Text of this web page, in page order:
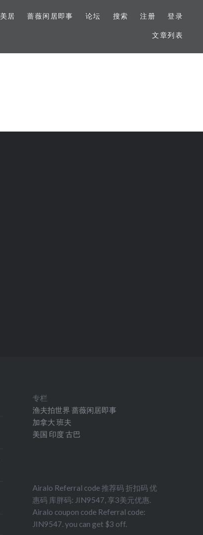
美居 蔷薇闲居即事 论坛 搜索 注册 登录
文章列表
专栏
渔夫拍世界蔷薇闲居即事
加拿大 班夫
美国 印度 古巴
Airalo Referral code 推荐码 折扣码 优
惠码 库胖码: JIN9547, 享3美元优惠.
Airalo coupon code Referral code:
JIN9547. you can get $3 off.